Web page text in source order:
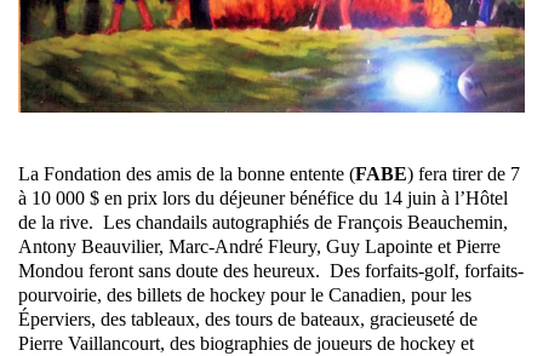
La Fondation des amis de la bonne entente (FABE) fera tirer de 7
à 10 000 $ en prix lors du déjeuner bénéfice du 14 juin à l’Hôtel
de la rive. Les chandails autographiés de François Beauchemin,
Antony Beauvilier, Marc-André Fleury, Guy Lapointe et Pierre
Mondou feront sans doute des heureux. Des forfaits-golf, forfaits-
pourvoirie, des billets de hockey pour le Canadien, pour les
Éperviers, des tableaux, des tours de bateaux, gracieuseté de
Pierre Vaillancourt, des biographies de joueurs de hockey et